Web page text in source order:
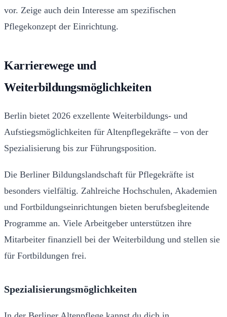
vor. Zeige auch dein Interesse am spezifischen
Pflegekonzept der Einrichtung.
Karrierewege und
Weiterbildungsmöglichkeiten
Berlin bietet 2026 exzellente Weiterbildungs- und
Aufstiegsmöglichkeiten für Altenpflegekräfte – von der
Spezialisierung bis zur Führungsposition.
Die Berliner Bildungslandschaft für Pflegekräfte ist
besonders vielfältig. Zahlreiche Hochschulen, Akademien
und Fortbildungseinrichtungen bieten berufsbegleitende
Programme an. Viele Arbeitgeber unterstützen ihre
Mitarbeiter finanziell bei der Weiterbildung und stellen sie
für Fortbildungen frei.
Spezialisierungsmöglichkeiten